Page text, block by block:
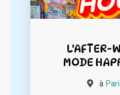
L'AFTER-
MODE
à